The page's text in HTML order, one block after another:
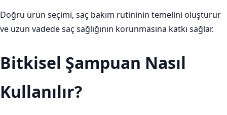
Doğru ürün seçimi, saç bakım rutininin temelini oluşturur
ve uzun vadede saç sağlığının korunmasına katkı sağlar.
Bitkisel Şampuan Nasıl
Kullanılır?